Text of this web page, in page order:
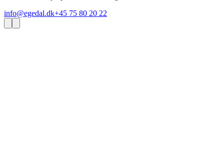
info@egedal.dk+45 75 80 20 22